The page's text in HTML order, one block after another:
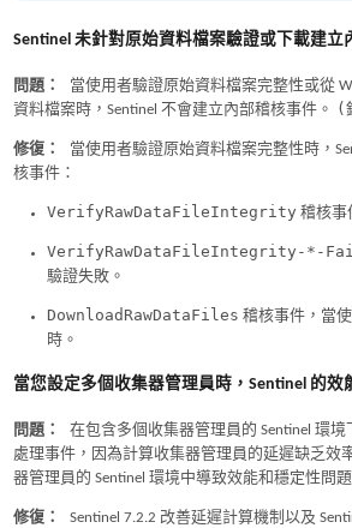
Sentinel 未針對原始資料檔案驗證或下載建立
問題：
當使用者驗證原始資料檔案完整性或從
資料檔案時，Sentinel 不會建立內部稽核事件。
(
修復：
當使用者驗證原始資料檔案完整性時，
核事件：
VerifyRawDataFileIntegrity 稽核事
VerifyRawDataFileIntegrity-*-
驗證失敗。
DownloadRawDataFiles 稽核事件，當
時。
當您設定多個收集器管理員時，Sentinel 的效
問題：
在包含多個收集器管理員的 Sentinel 環
處理事件，因為計算收集器管理員的延遲缺乏效
器管理員的 Sentinel 環境中導致效能和穩定性問題
修復： Sentinel 7.2.2 改善延遲計算機制以及